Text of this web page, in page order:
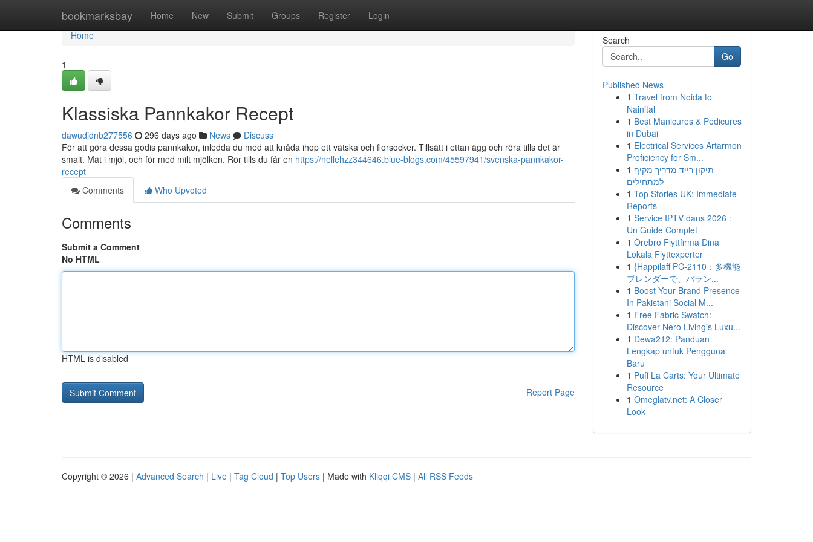
bookmarksbay Home New Submit Groups Register Login
Home
Home
1
Klassiska Pannkakor Recept
dawudjdnb277556 296 days ago News
Discuss
För att göra dessa godis pannkakor, inledda du med att knåda ihop ett vätska och florsocker. Tillsätt i ettan ägg och röra tills det är
smalt. Mät i mjöl, och för med milt mjölken. Rör tills du får en https://nellehzz344646.blue-blogs.com/45597941/svenska-pannkakor-
recept
Comments
Who Upvoted
Comments
Submit a Comment
No HTML
HTML is disabled
Report Page
Search
Go
Published News
1 Travel from Noida to
Nainital
1 Best Manicures & Pedicures
in Dubai
1 Electrical Services Artarmon
Proficiency for Sm...
1 תיקון רייד מדריך מקיף
למתחילים
1 Top Stories UK: Immediate
Reports
1 Service IPTV dans 2026 :
Un Guide Complet
1 Örebro Flyttfirma Dina
Lokala Flyttexperter
1 {Happilaff PC-2110：多機能
ブレンダーで、バラン...
1 Boost Your Brand Presence
In Pakistani Social M...
1 Free Fabric Swatch:
Discover Nero Living's Luxu...
1 Dewa212: Panduan
Lengkap untuk Pengguna
Baru
1 Puff La Carts: Your Ultimate
Resource
1 Omeglatv.net: A Closer
Look
Copyright © 2026 | Advanced Search | Live | Tag Cloud | Top Users | Made with Kliqqi CMS | All RSS Feeds